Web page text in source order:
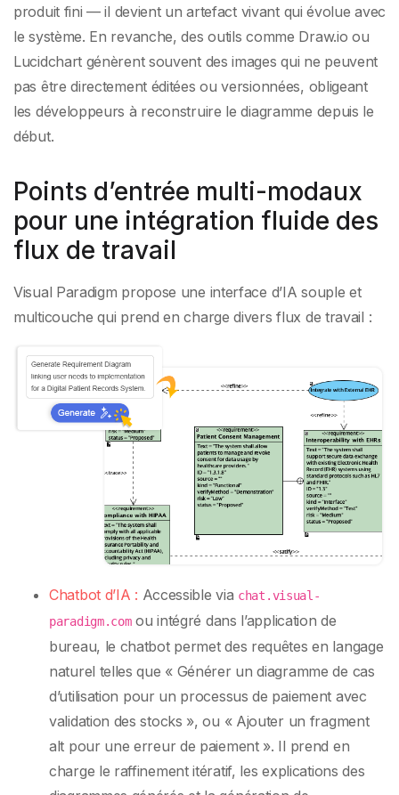
produit fini — il devient un artefact vivant qui évolue avec
le système. En revanche, des outils comme Draw.io ou
Lucidchart génèrent souvent des images qui ne peuvent
pas être directement éditées ou versionnées, obligeant
les développeurs à reconstruire le diagramme depuis le
début.
Points d’entrée multi-modaux
pour une intégration fluide des
flux de travail
Visual Paradigm propose une interface d’IA souple et
multicouche qui prend en charge divers flux de travail :
Chatbot d’IA : Accessible via chat.visual-
paradigm.comou intégré dans l’application de
bureau, le chatbot permet des requêtes en langage
naturel telles que « Générer un diagramme de cas
d’utilisation pour un processus de paiement avec
validation des stocks », ou « Ajouter un fragment
alt pour une erreur de paiement ». Il prend en
charge le raffinement itératif, les explications des